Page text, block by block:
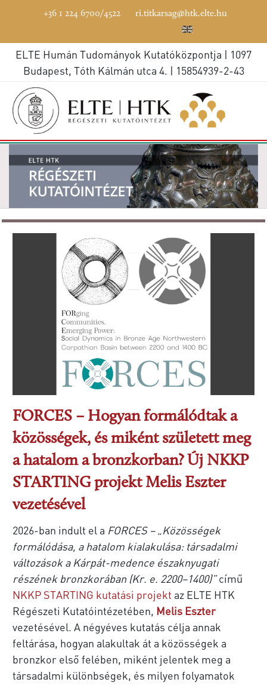
+36 1 224 6700/4522 ri.titkarsag@htk.elte.hu
ELTE Humán Tudományok Kutatóközpontja | 1097
Budapest, Tóth Kálmán utca 4. | 15854939-2-43
FORCES – Hogyan formálódtak a
közösségek, és miként született meg
a hatalom a bronzkorban? Új NKKP
STARTING projekt Melis Eszter
vezetésével
2026-ban indult el a FORCES – „Közösségek
formálódása, a hatalom kialakulása: társadalmi
változások a Kárpát-medence északnyugati
részének bronzkorában (Kr. e. 2200–1400)”című
NKKP STARTING kutatási projekt az ELTE HTK
Régészeti Kutatóintézetében, Melis Eszter
vezetésével. A négyéves kutatás célja annak
feltárása, hogyan alakultak át a közösségek a
bronzkor első felében, miként jelentek meg a
társadalmi különbségek, és milyen folyamatok